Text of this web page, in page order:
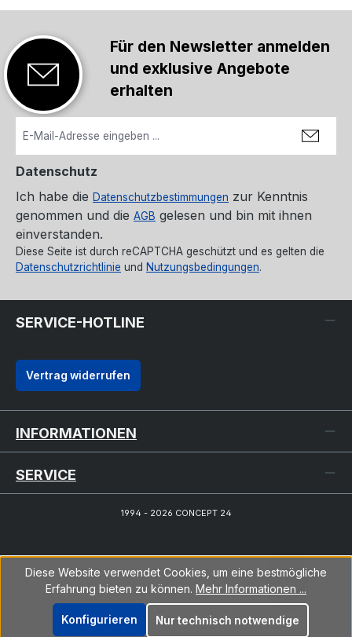
Für den Newsletter anmelden
und exklusive Angebote
erhalten
Datenschutz
Ich habe die Datenschutzbestimmungen zur Kenntnis
genommen und die AGB gelesen und bin mit ihnen
einverstanden.
Diese Seite ist durch reCAPTCHA geschützt und es gelten die
Datenschutzrichtlinie und Nutzungsbedingungen.
SERVICE-HOTLINE
Vertrag widerrufen
INFORMATIONEN
SERVICE
1994 - 2026 CONCEPT 24
Diese Website verwendet Cookies, um eine bestmögliche
Erfahrung bieten zu können. Mehr Informationen ...
Nur technisch notwendige
Konfigurieren